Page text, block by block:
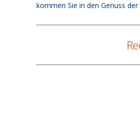
kommen Sie in den Genuss